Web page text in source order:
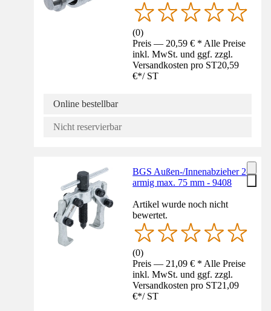
(0)
Preis — 20,59 € * Alle Preise
inkl. MwSt. und ggf. zzgl.
Versandkosten pro ST20,59
€*/ ST
Online bestellbar
Nicht reservierbar
BGS Außen-/Innenabzieher 2-
armig max. 75 mm - 9408
Artikel wurde noch nicht
bewertet.
(0)
Preis — 21,09 € * Alle Preise
inkl. MwSt. und ggf. zzgl.
Versandkosten pro ST21,09
€*/ ST